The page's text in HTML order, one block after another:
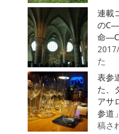
連載
の
命
た
表参
た、
アサ
参道」
稿さ